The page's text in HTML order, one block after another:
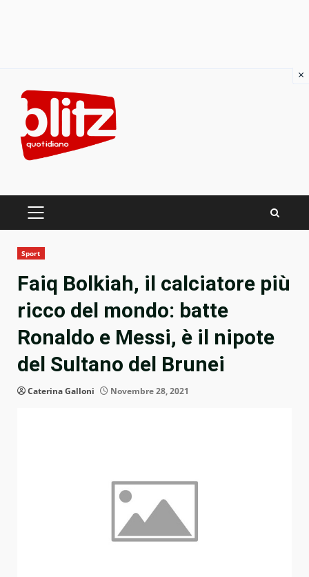
content
PRIMARY
Sport
Faiq Bolkiah, il calciatore più
ricco del mondo: batte
Ronaldo e Messi, è il nipote
del Sultano del Brunei
Caterina Galloni Novembre 28, 2021
×